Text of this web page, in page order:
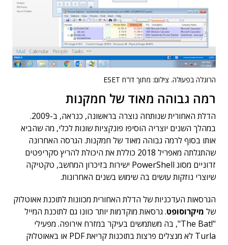
הרוגלה בפעולה. צילום: מתוך דו"ח ESET
רמה גבוהה מאוד של חמקנות
הדלת האחורית שנותחה נוצרה בראשונה, כנראה, ב-2009.
במהלך השנים יוצריה הוסיפו פונקציות שונות לכלי, מה שהביא
אותו בסוף לרמה גבוהה מאוד של חמקנות. הגרסה האחרונה
שהתגלתה מאפריל 2018 כוללת את היכולת להריץ סקריפטים
זדוניים מסוג PowerShell ישירות בזיכרון המחשב, טקטיקה
שיוצרי נוזקות עושים בה שימוש בשנים האחרונות.
הגרסאות העדכניות של הדלת האחורית מכוונות לתוכנת אאוטלוק
של מיקרוסופט. גרסאות מוקדמות יותר כוונו גם לתוכנת המייל
"!The Bat", בה משתמשים בעיקר במזרח אירופה. מפעילי
Turla לא מנצלים פרצות בתוכנות קריאת PDF או באאוטלוק